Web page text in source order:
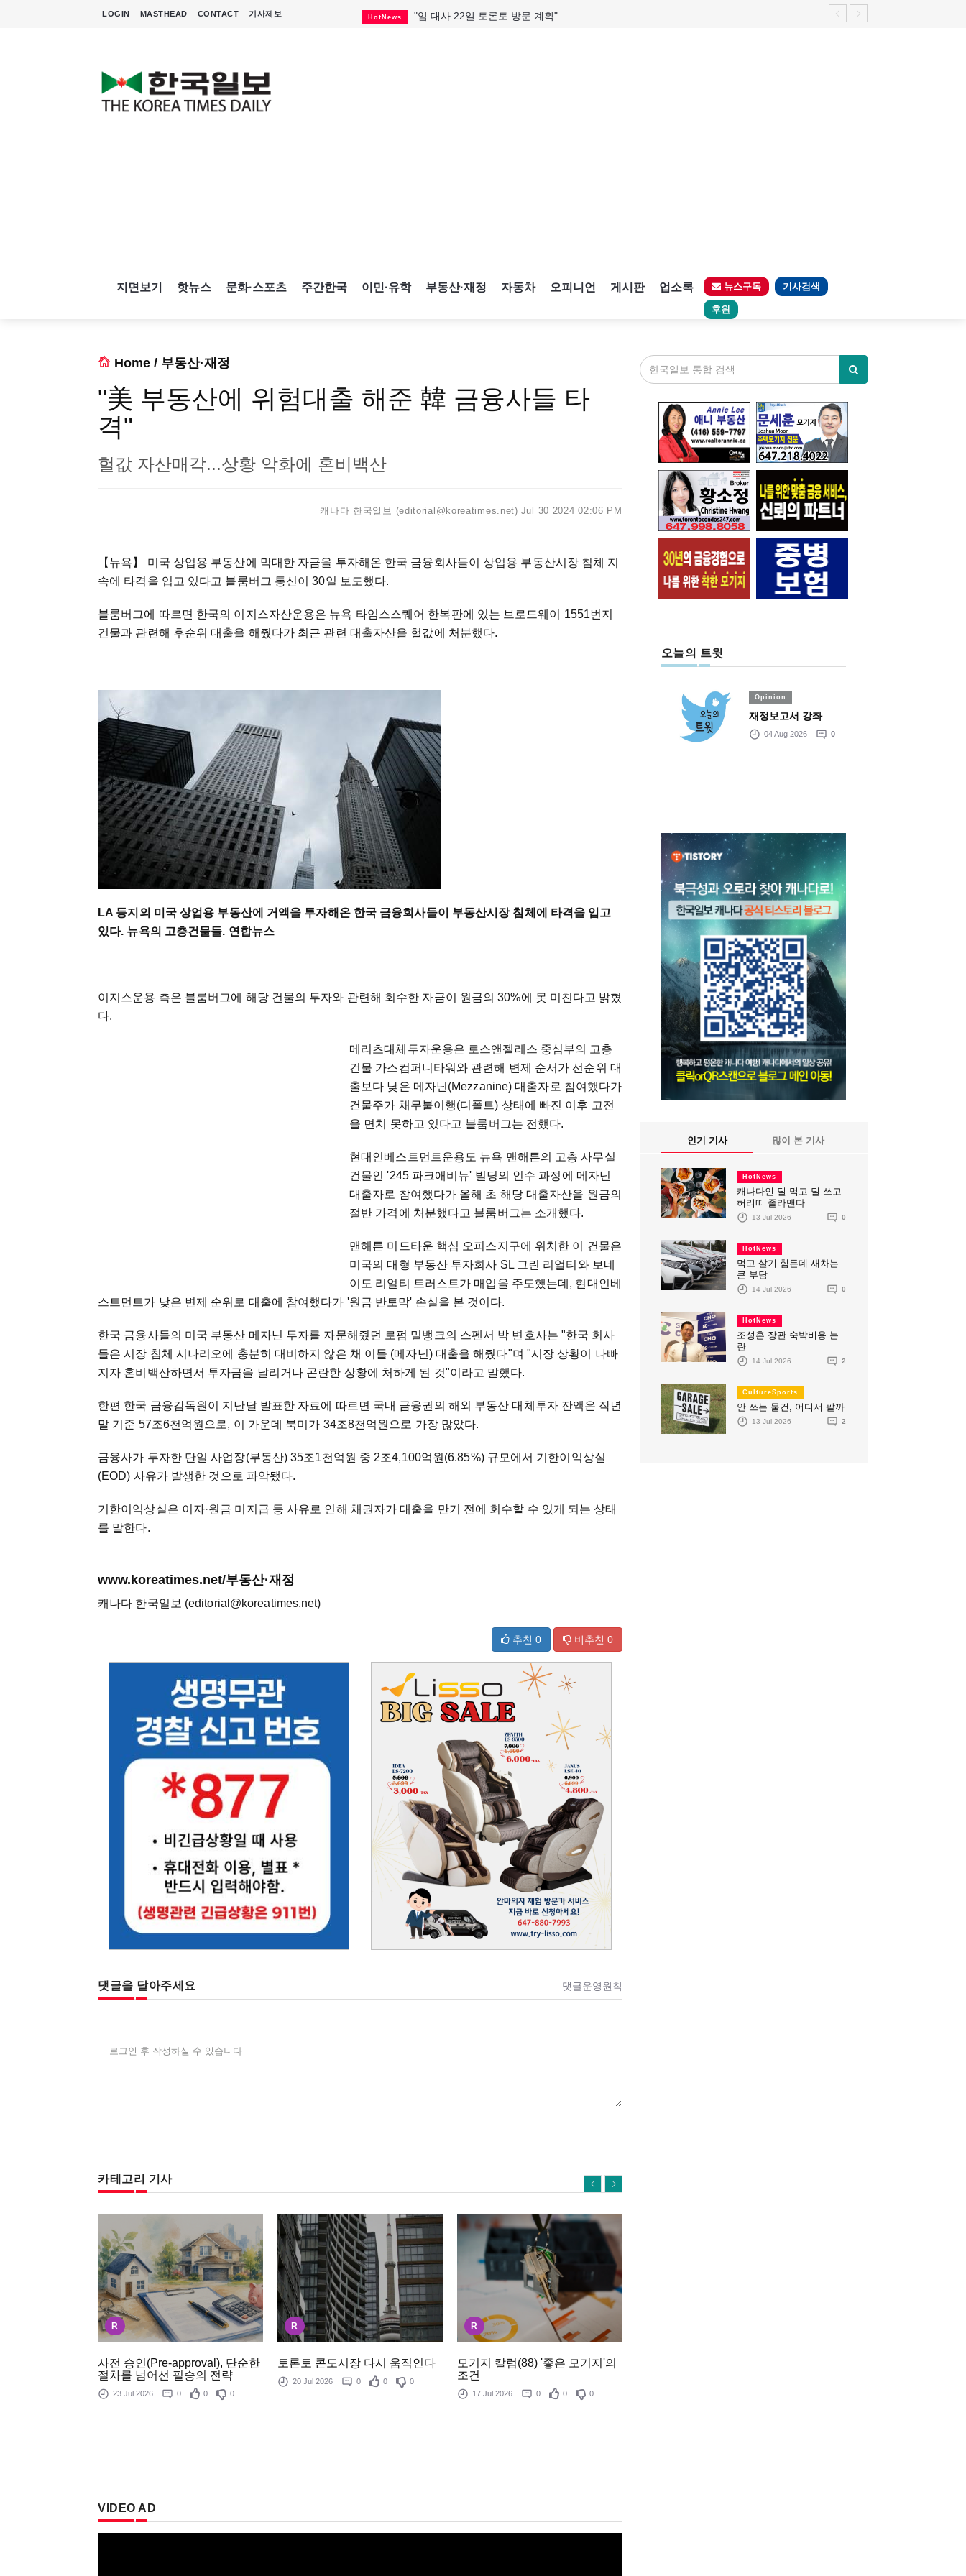
LOGIN MASTHEAD CONTACT 기사제보 HotNews "임 대사 22일 토론토 방문 계획"
지면보기 핫뉴스 문화·스포츠 주간한국 이민·유학 부동산·재정 자동차 오피니언 게시판 업소록 뉴스구독 기사검색
후원
Home / 부동산·재정
"美 부동산에 위험대출 해준 韓 금융사들 타
격"
헐값 자산매각...상황 악화에 혼비백산
캐나다 한국일보 (editorial@koreatimes.net) Jul 30 2024 02:06 PM
【뉴욕】 미국 상업용 부동산에 막대한 자금을 투자해온 한국 금융회사들이 상업용 부동산시장 침체 지
속에 타격을 입고 있다고 블룸버그 통신이 30일 보도했다.
블룸버그에 따르면 한국의 이지스자산운용은 뉴욕 타임스스퀘어 한복판에 있는 브로드웨이 1551번지
건물과 관련해 후순위 대출을 해줬다가 최근 관련 대출자산을 헐값에 처분했다.
LA 등지의 미국 상업용 부동산에 거액을 투자해온 한국 금융회사들이 부동산시장 침체에 타격을 입고
있다. 뉴욕의 고층건물들. 연합뉴스
이지스운용 측은 블룸버그에 해당 건물의 투자와 관련해 회수한 자금이 원금의 30%에 못 미친다고 밝혔
다.
메리츠대체투자운용은 로스앤젤레스 중심부의 고층
건물 가스컴퍼니타워와 관련해 변제 순서가 선순위 대
출보다 낮은 메자닌(Mezzanine) 대출자로 참여했다가
건물주가 채무불이행(디폴트) 상태에 빠진 이후 고전
을 면치 못하고 있다고 블룸버그는 전했다.
현대인베스트먼트운용도 뉴욕 맨해튼의 고층 사무실
건물인 '245 파크애비뉴' 빌딩의 인수 과정에 메자닌
대출자로 참여했다가 올해 초 해당 대출자산을 원금의
절반 가격에 처분했다고 블룸버그는 소개했다.
맨해튼 미드타운 핵심 오피스지구에 위치한 이 건물은
미국의 대형 부동산 투자회사 SL 그린 리얼티와 보네
이도 리얼티 트러스트가 매입을 주도했는데, 현대인베
스트먼트가 낮은 변제 순위로 대출에 참여했다가 '원금 반토막' 손실을 본 것이다.
한국 금융사들의 미국 부동산 메자닌 투자를 자문해줬던 로펌 밀뱅크의 스펜서 박 변호사는 "한국 회사
들은 시장 침체 시나리오에 충분히 대비하지 않은 채 이들 (메자닌) 대출을 해줬다"며 "시장 상황이 나빠
지자 혼비백산하면서 투자금을 날리거나 곤란한 상황에 처하게 된 것"이라고 말했다.
한편 한국 금융감독원이 지난달 발표한 자료에 따르면 국내 금융권의 해외 부동산 대체투자 잔액은 작년
말 기준 57조6천억원으로, 이 가운데 북미가 34조8천억원으로 가장 많았다.
금융사가 투자한 단일 사업장(부동산) 35조1천억원 중 2조4,100억원(6.85%) 규모에서 기한이익상실
(EOD) 사유가 발생한 것으로 파악됐다.
기한이익상실은 이자·원금 미지급 등 사유로 인해 채권자가 대출을 만기 전에 회수할 수 있게 되는 상태
를 말한다.
www.koreatimes.net/부동산·재정
캐나다 한국일보 (editorial@koreatimes.net)
추천 0 비추천 0
댓글을 달아주세요 댓글운영원칙
로그인 후 작성하실 수 있습니다
카테고리 기사
R
사전 승인(Pre-approval), 단순한
절차를 넘어선 필승의 전략
23 Jul 2026 0 0 0
R
토론토 콘도시장 다시 움직인다
20 Jul 2026 0 0 0
R
모기지 칼럼(88) '좋은 모기지'의
조건
17 Jul 2026 0 0 0
VIDEO AD
오늘의 트윗
Opinion
재정보고서 강좌
04 Aug 2026 0
인기 기사 많이 본 기사
HotNews
캐나다인 덜 먹고 덜 쓰고
허리띠 졸라맨다
13 Jul 2026 0
HotNews
먹고 살기 힘든데 새차는
큰 부담
14 Jul 2026 0
HotNews
조성훈 장관 숙박비용 논
란
14 Jul 2026 2
CultureSports
안 쓰는 물건, 어디서 팔까
13 Jul 2026 2